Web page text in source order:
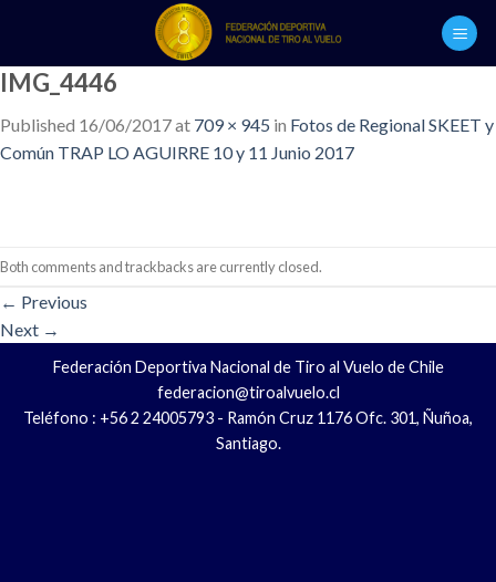
content
IMG_4446
Published 16/06/2017at 709 × 945 in Fotos de Regional SKEET y
Común TRAP LO AGUIRRE 10 y 11 Junio 2017
Both comments and trackbacks are currently closed.
← Previous
Next →
Federación Deportiva Nacional de Tiro al Vuelo de Chile
federacion@tiroalvuelo.cl
Teléfono : +56 2 24005793 - Ramón Cruz 1176 Ofc. 301, Ñuñoa,
Santiago.